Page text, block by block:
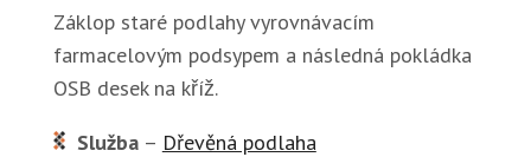
Záklop staré podlahy vyrovnávacím
farmacelovým podsypem a následná pokládka
OSB desek na kříž.
Služba– Dřevěná podlaha